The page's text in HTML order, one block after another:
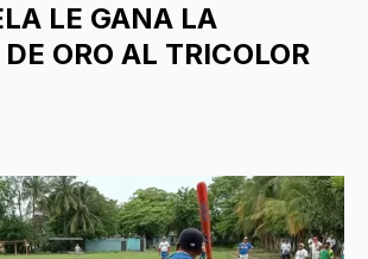
LE GANA LA
ORO AL TRICOLOR